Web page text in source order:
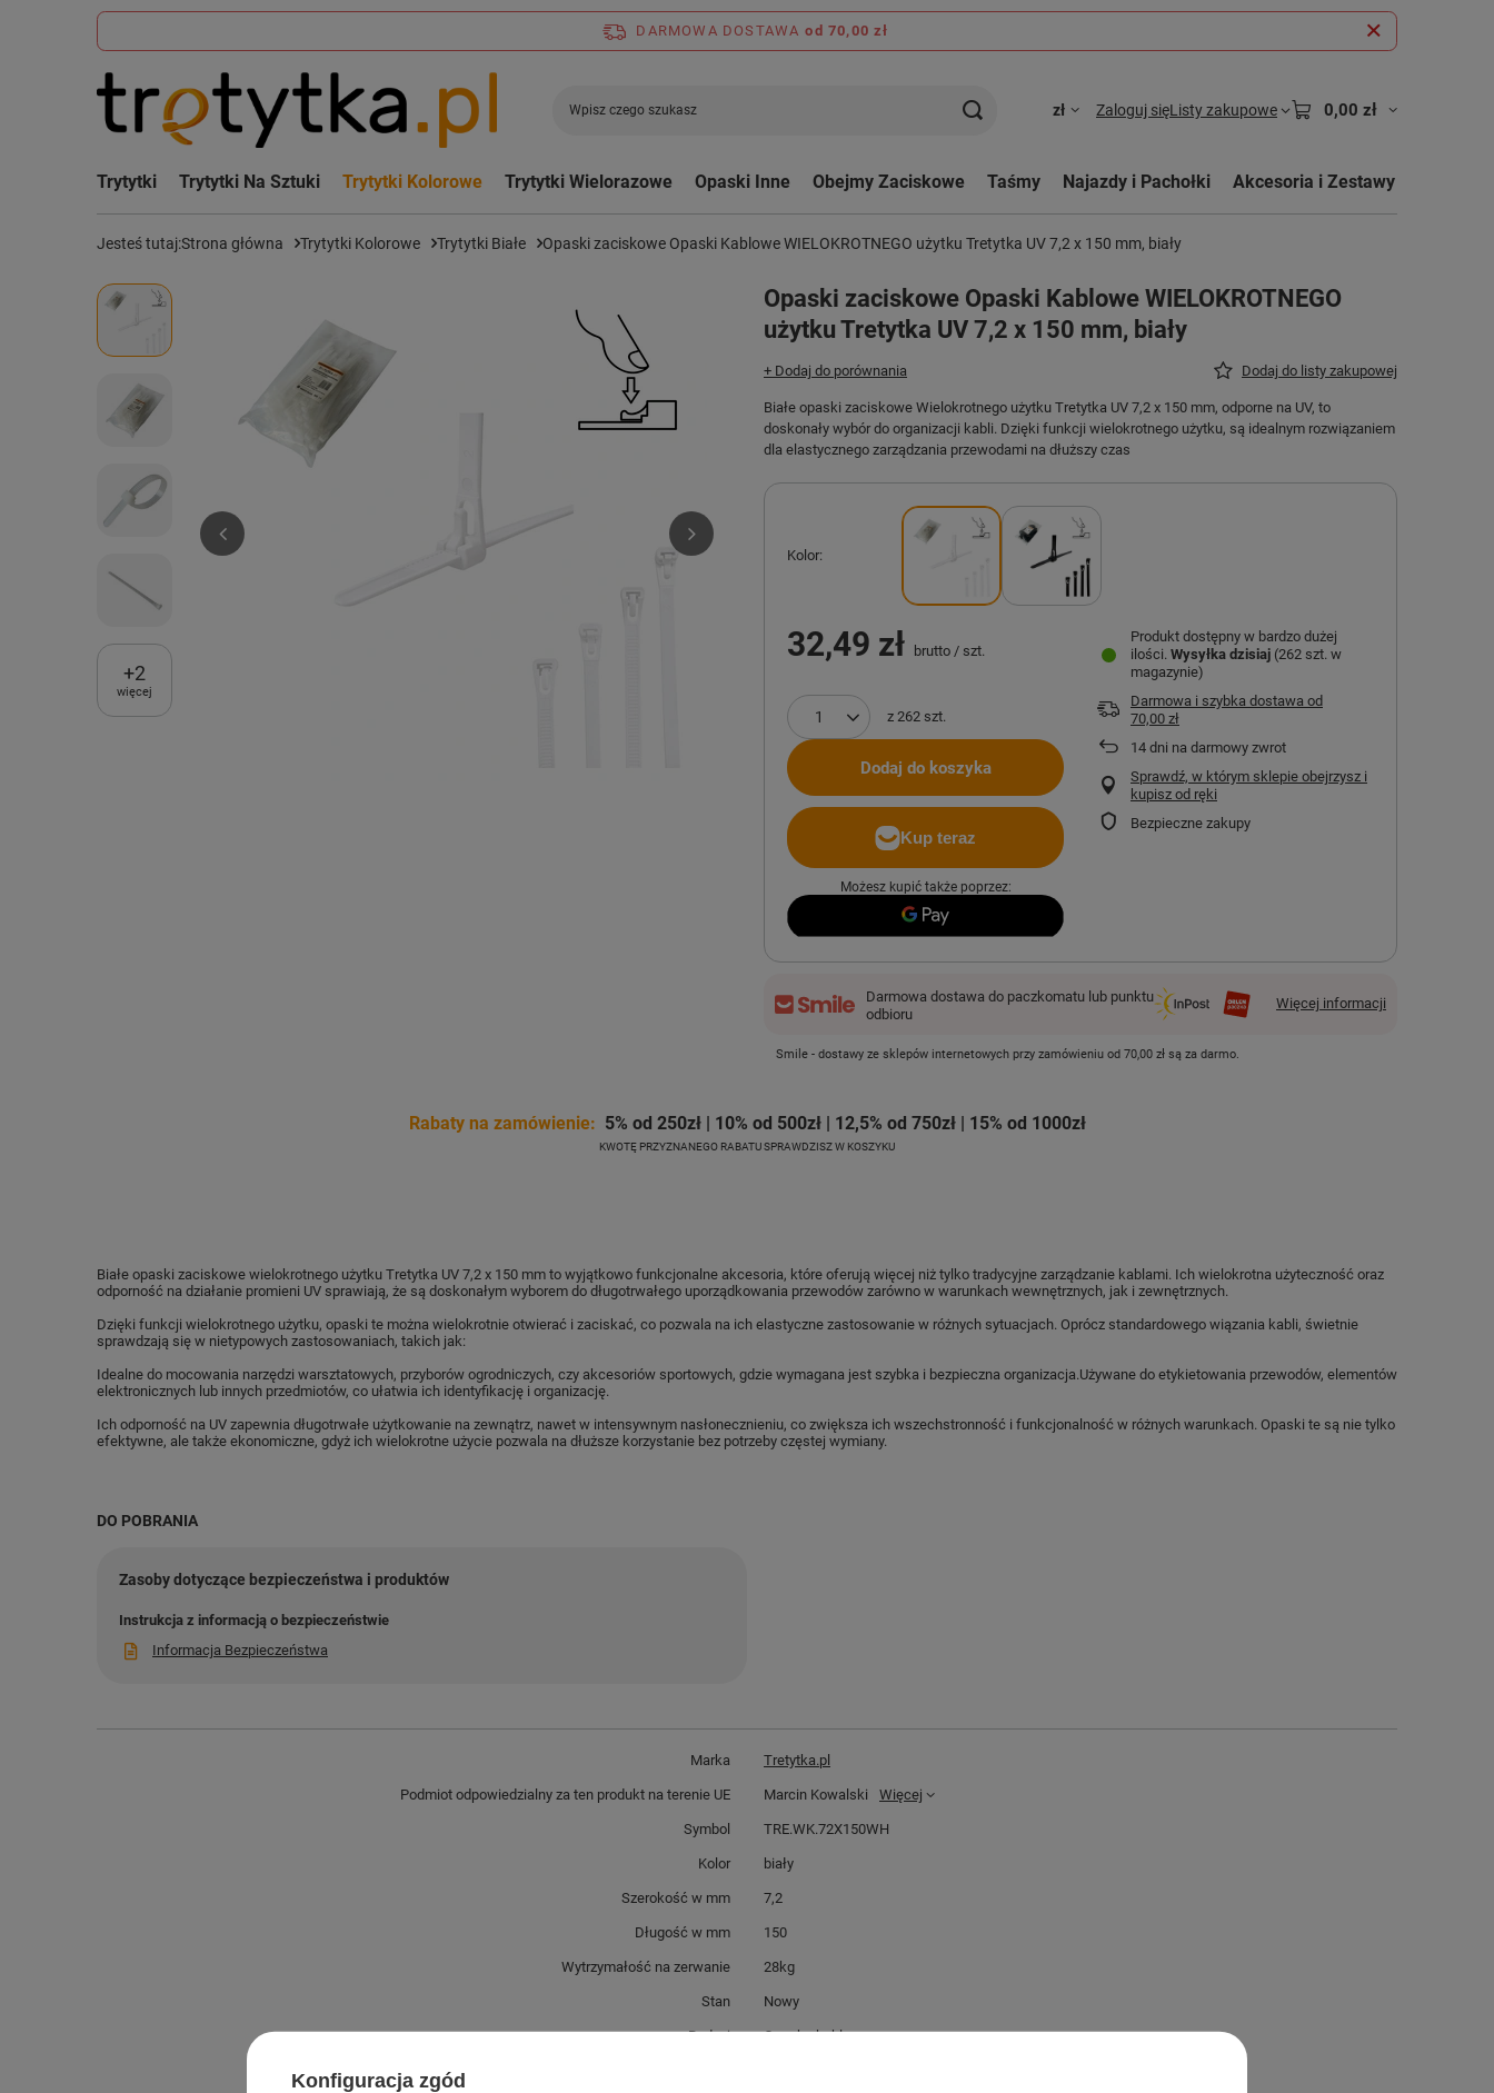
DARMOWA DOSTAWA od 70,00 zł
zł Zaloguj sięListy zakupowe 0,00 zł
Trytytki Trytytki Na Sztuki Trytytki Kolorowe Trytytki Wielorazowe Opaski Inne Obejmy Zaciskowe Taśmy Najazdy i Pachołki Akcesoria i Zestawy
Jesteś tutaj:Strona główna Trytytki Kolorowe Trytytki Białe Opaski zaciskowe Opaski Kablowe WIELOKROTNEGO użytku Tretytka UV 7,2 x 150 mm, biały
+2
więcej
Opaski zaciskowe Opaski Kablowe WIELOKROTNEGO
użytku Tretytka UV 7,2 x 150 mm, biały
+ Dodaj do porównania Dodaj do listy zakupowej
Białe opaski zaciskowe Wielokrotnego użytku Tretytka UV 7,2 x 150 mm, odporne na UV, to
doskonały wybór do organizacji kabli. Dzięki funkcji wielokrotnego użytku, są idealnym rozwiązaniem
dla elastycznego zarządzania przewodami na dłuższy czas
Kolor
32,49 zł brutto / szt.
z 262 szt.
Dodaj do koszyka
Możesz kupić także poprzez:
Produkt dostępny w bardzo dużej
ilości Wysyłka dzisiaj (262 szt. w
magazynie)
Darmowa i szybka dostawa od
70,00 zł
14 dni na darmowy zwrot
Sprawdź, w którym sklepie obejrzysz i
kupisz od ręki
Bezpieczne zakupy
Darmowa dostawa do paczkomatu lub punktu
odbioru
Więcej informacji
Smile - dostawy ze sklepów internetowych przy zamówieniu od 70,00 zł są za darmo.
Rabaty na zamówienie: 5% od 250zł | 10% od 500zł | 12,5% od 750zł | 15% od 1000zł
KWOTĘ PRZYZNANEGO RABATU SPRAWDZISZ W KOSZYKU
Białe opaski zaciskowe wielokrotnego użytku Tretytka UV 7,2 x 150 mm to wyjątkowo funkcjonalne akcesoria, które oferują więcej niż tylko tradycyjne zarządzanie kablami. Ich wielokrotna użyteczność oraz
odporność na działanie promieni UV sprawiają, że są doskonałym wyborem do długotrwałego uporządkowania przewodów zarówno w warunkach wewnętrznych, jak i zewnętrznych.
Dzięki funkcji wielokrotnego użytku, opaski te można wielokrotnie otwierać i zaciskać, co pozwala na ich elastyczne zastosowanie w różnych sytuacjach. Oprócz standardowego wiązania kabli, świetnie
sprawdzają się w nietypowych zastosowaniach, takich jak:
Idealne do mocowania narzędzi warsztatowych, przyborów ogrodniczych, czy akcesoriów sportowych, gdzie wymagana jest szybka i bezpieczna organizacja.Używane do etykietowania przewodów, elementów
elektronicznych lub innych przedmiotów, co ułatwia ich identyfikację i organizację.
Ich odporność na UV zapewnia długotrwałe użytkowanie na zewnątrz, nawet w intensywnym nasłonecznieniu, co zwiększa ich wszechstronność i funkcjonalność w różnych warunkach. Opaski te są nie tylko
efektywne, ale także ekonomiczne, gdyż ich wielokrotne użycie pozwala na dłuższe korzystanie bez potrzeby częstej wymiany.
DO POBRANIA
Zasoby dotyczące bezpieczeństwa i produktów
Instrukcja z informacją o bezpieczeństwie
Informacja Bezpieczeństwa
Marka Tretytka.pl
Podmiot odpowiedzialny za ten produkt na terenie UE Marcin Kowalski Więcej
Symbol TRE.WK.72X150WH
Kolor biały
Szerokość w mm 7,2
Długość w mm 150
Wytrzymałość na zerwanie 28kg
Stan Nowy
Rodzaj Opaska kablowa
Konfiguracja zgód